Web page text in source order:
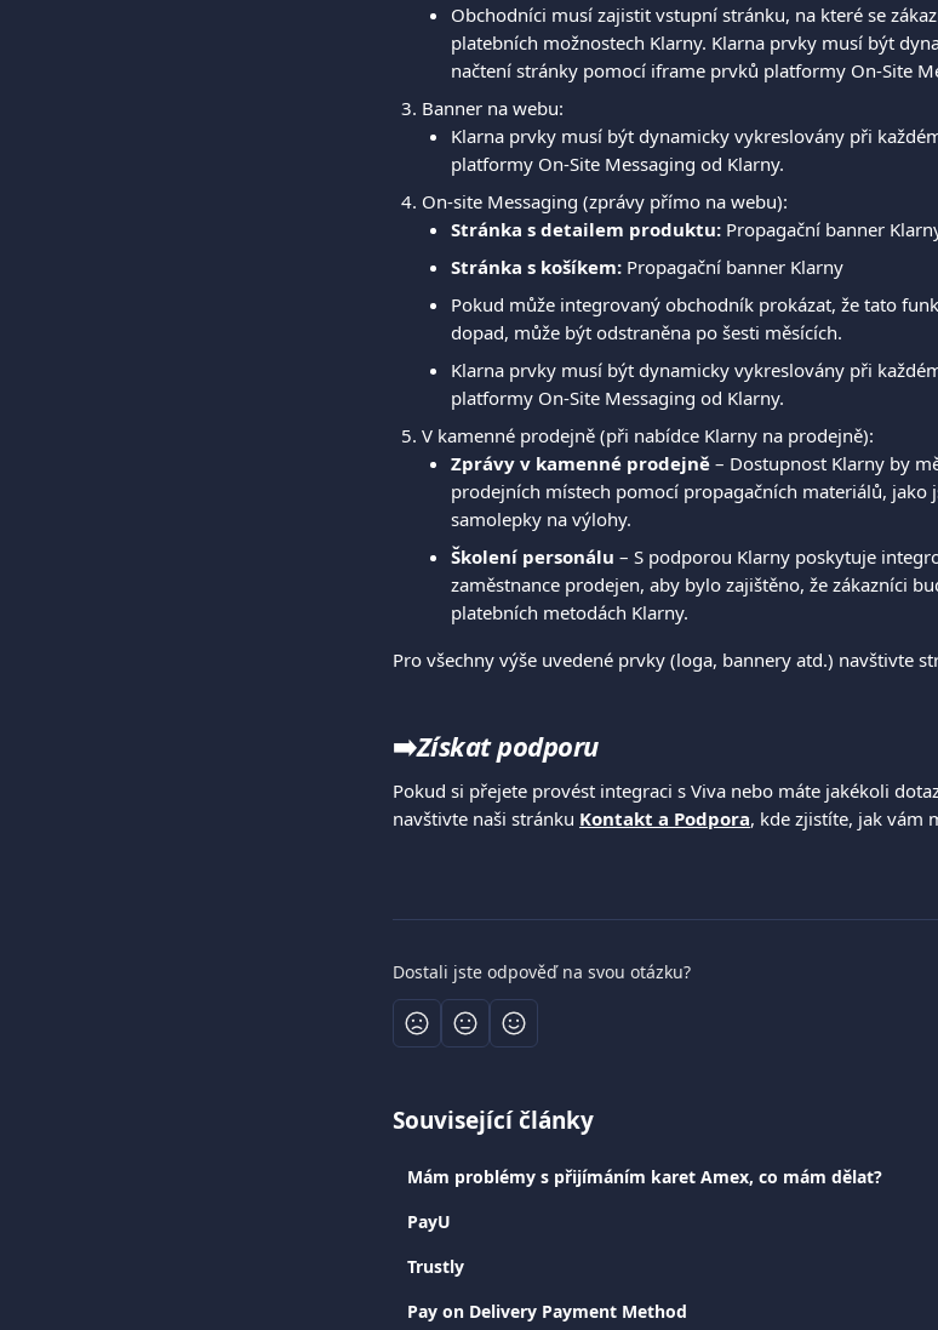
Obchodníci musí zajistit vstupní stránku, na které se
platebních možnostech Klarny. Klarna prvky musí být
načtení stránky pomocí iframe prvků platformy On-Site
Banner na webu:
Klarna prvky musí být dynamicky vykreslovány při
platformy On-Site Messaging od Klarny.
On-site Messaging (zprávy přímo na webu):
Stránka s detailem produktu: Propagační banner
Stránka s košíkem: Propagační banner Klarny
Pokud může integrovaný obchodník prokázat, že tato
dopad, může být odstraněna po šesti měsících.
Klarna prvky musí být dynamicky vykreslovány při
platformy On-Site Messaging od Klarny.
V kamenné prodejně (při nabídce Klarny na prodejně):
Zprávy v kamenné prodejně – Dostupnost Klarny by
prodejních místech pomocí propagačních materiálů, jako
samolepky na výlohy.
Školení personálu – S podporou Klarny poskytuje
zaměstnance prodejen, aby bylo zajištěno, že zákazníci
platebních metodách Klarny.
Pro všechny výše uvedené prvky (loga, bannery atd.) navštivte
➡️Získat podporu
Pokud si přejete provést integraci s Viva nebo máte jakékoli
navštivte naši stránku Kontakt a Podpora, kde zjistíte, jak vám
Dostali jste odpověď na svou otázku?
Související články
Mám problémy s přijímáním karet Amex, co mám dělat?
PayU
Trustly
Pay on Delivery Payment Method